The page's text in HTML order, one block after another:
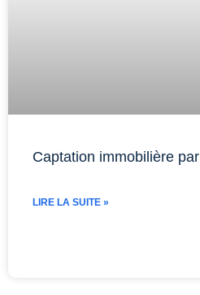
Captation immobilière
LIRE LA SUITE »